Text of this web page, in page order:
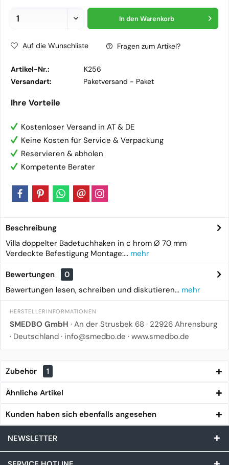
In den Warenkorb
Auf die Wunschliste Fragen zum Artikel?
Artikel-Nr.:
K256
Versandart:
Paketversand - Paket
Ihre Vorteile
Kostenloser Versand in AT & DE
Keine Kosten für Service & Verpackung
Reservieren & abholen
Kompetente Berater
Beschreibung
Villa doppelter Badetuchhaken in c hrom Ø 70 mm
Verdeckte Befestigung Montage:... mehr
Bewertungen
0
Bewertungen lesen, schreiben und diskutieren... mehr
HERSTELLERINFORMATIONEN
SMEDBO GmbH · An der Strusbek 68 · 22926 Ahrensburg
· Deutschland · info@smedbo.de · www.smedbo.de
Zubehör 1
Ähnliche Artikel
Kunden haben sich ebenfalls angesehen
NEWSLETTER